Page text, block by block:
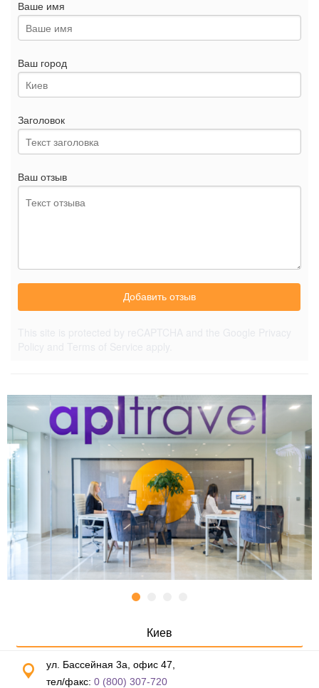
Ваше имя
Ваш город
Заголовок
Ваш отзыв
Добавить отзыв
Киев
ул. Бассейная 3а, офис 47,
тел/факс: 0 (800) 307-720